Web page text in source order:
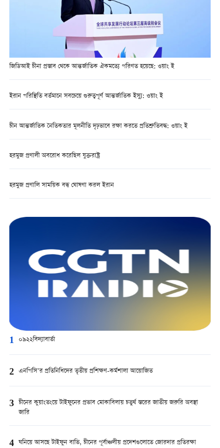
জিডিআই চীনা প্রস্তাব থেকে আন্তর্জাতিক ঐকমত্যে পরিণত হয়েছে: ওয়াং ই
ইরান পরিস্থিতি বর্তমানে সবচেয়ে গুরুত্বপূর্ণ আন্তর্জাতিক ইস্যু: ওয়াং ই
চীন আন্তর্জাতিক নৈতিকতার মূলনীতি দৃঢ়ভাবে রক্ষা করতে প্রতিশ্রুতিবদ্ধ: ওয়াং ই
হরমুজ প্রণালী অবরোধ করেছিল যুক্তরাষ্ট্র
হরমুজ প্রণালি সাময়িক বন্ধ ঘোষণা করল ইরান
1 ০৯২২বিদ্যাবার্তা
2 এনপিসি’র প্রতিনিধিদের তৃতীয় প্রশিক্ষণ-কর্মশালা আয়োজিত
3 চীনের কুয়াংতংয়ে টাইফুনের প্রভাব মোকাবিলায় চতুর্থ স্তরের জাতীয় জরুরি অবস্থা
জারি
4 ঘনিয়ে আসছে টাইফুন বাভি, চীনের পূর্বাঞ্চলীয় প্রদেশগুলোতে জোরদার প্রতিরক্ষা